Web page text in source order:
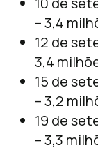
– 3,4
12 de
3,4
15 de
– 3,2
19 de
– 3,3